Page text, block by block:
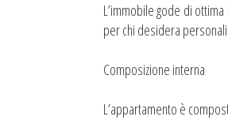
L’immobile gode di
per chi desidera
Composizione interna
L’appartamento è